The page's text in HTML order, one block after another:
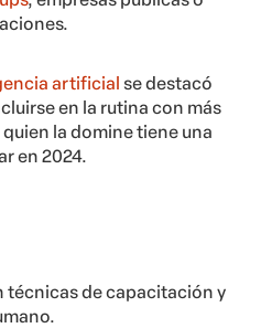
artificial se destacó
en la rutina con más
la domine tiene una
en 2024.
técnicas de capacitación y